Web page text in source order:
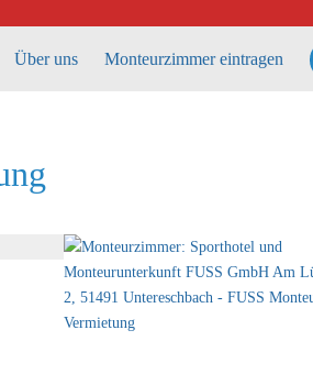
Über uns Monteurzimmer eintragen